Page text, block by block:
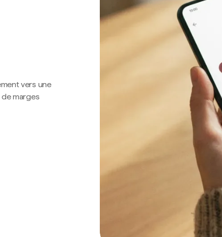
vers une
de marges